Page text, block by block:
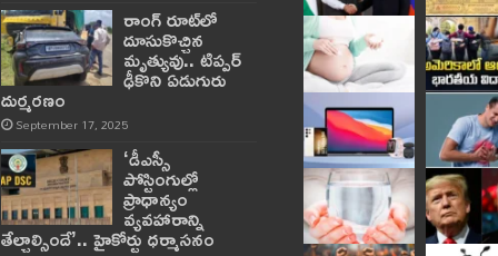
రాంగ్ రూట్‌లో
దూసుకొచ్చిన
మృత్యువు.. టిప్పర్
ఢీకొని ఏడుగురు
దుర్మరణం
September 17, 2025
‘డీఎస్సీ
పోస్టింగుల్లో
ప్రాధాన్యం
వ్యవహారాన్ని
తేల్చాల్సిందే’.. హైకోర్టు ధర్మాసనం